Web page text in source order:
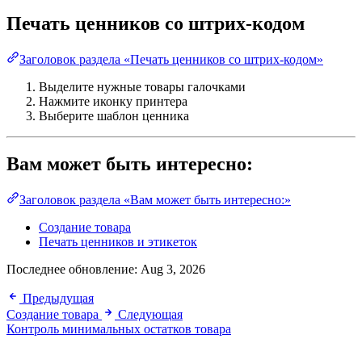
Печать ценников со штрих-кодом
Заголовок раздела «Печать ценников со штрих-кодом»
Выделите нужные товары галочками
Нажмите иконку принтера
Выберите шаблон ценника
Вам может быть интересно:
Заголовок раздела «Вам может быть интересно:»
Создание товара
Печать ценников и этикеток
Последнее обновление: Aug 3, 2026
Предыдущая
Создание товара
Следующая
Контроль минимальных остатков товара